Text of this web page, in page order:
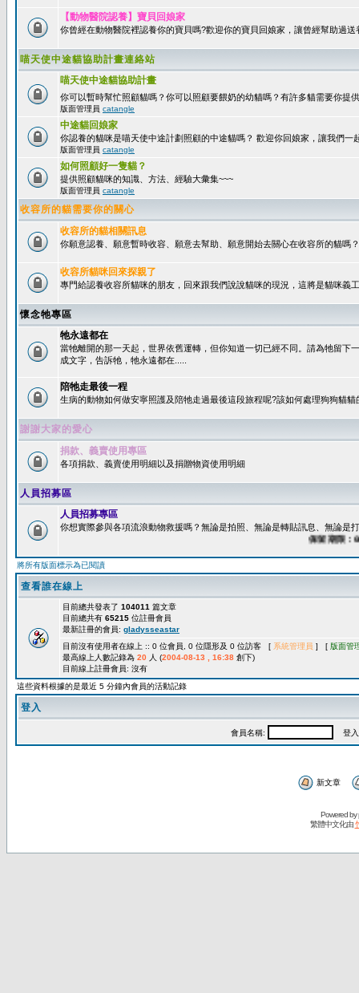
【動物醫院認養】寶貝回娘家
你曾經在動物醫院裡認養你的寶貝嗎?歡迎你的寶貝回娘家，讓曾經幫助過
喵天使中途貓協助計畫連絡站
喵天使中途貓協助計畫
你可以暫時幫忙照顧貓嗎？你可以照顧要餵奶的幼貓嗎？有許多貓需要你提
版面管理員 catangle
中途貓回娘家
你認養的貓咪是喵天使中途計劃照顧的中途貓嗎？ 歡迎你回娘家，讓我們一
版面管理員 catangle
如何照顧好一隻貓？
提供照顧貓咪的知識、方法、經驗大彙集~~~
版面管理員 catangle
收容所的貓需要你的關心
收容所的貓相關訊息
你願意認養、願意暫時收容、願意去幫助、願意開始去關心在收容所的貓嗎？
收容所貓咪回來探親了
專門給認養收容所貓咪的朋友，回來跟我們說說貓咪的現況，這將是貓咪義
懷念牠專區
牠永遠都在
當牠離開的那一天起，世界依舊運轉，但你知道一切已經不同。請為牠留下
成文字，告訴牠，牠永遠都在.....
陪牠走最後一程
生病的動物如何做安寧照護及陪牠走過最後這段旅程呢?該如何處理狗狗貓貓
謝謝大家的愛心
捐款、義賣使用專區
各項捐款、義賣使用明細以及捐贈物資使用明細
人員招募區
人員招募專區
你想實際參與各項流浪動物救援嗎？無論是拍照、無論是轉貼訊息、無論是
保留期限：60
將所有版面標示為已閱讀
查看誰在線上
目前總共發表了 104011 篇文章
目前總共有 65215 位註冊會員
最新註冊的會員: gladysseastar
目前沒有使用者在線上 :: 0 位會員, 0 位隱形及 0 位訪客 [ 系統管理員 ] [ 版面管
最高線上人數記錄為 20 人 (2004-08-13 , 16:38 創下)
目前線上註冊會員: 沒有
這些資料根據的是最近 5 分鐘內會員的活動記錄
登入
會員名稱: 登入
新文章
Powered by
繁體中文化由